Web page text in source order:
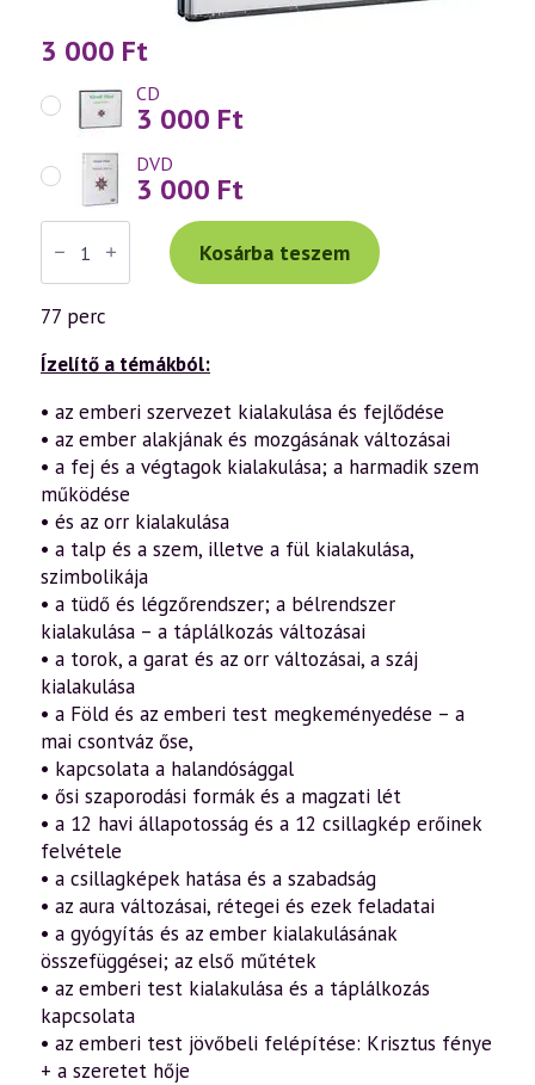
3 000 Ft
CD
3 000 Ft
DVD
3 000 Ft
Váradi
Tibor
előadás
(186)
—
Az
organizmus
(2001.02.18.)
mennyiség
Kosárba teszem
77 perc
Ízelítő a témákból:
• az emberi szervezet kialakulása és fejlődése
• az ember alakjának és mozgásának változásai
• a fej és a végtagok kialakulása; a harmadik szem
működése
• és az orr kialakulása
• a talp és a szem, illetve a fül kialakulása,
szimbolikája
• a tüdő és légzőrendszer; a bélrendszer
kialakulása – a táplálkozás változásai
• a torok, a garat és az orr változásai, a száj
kialakulása
• a Föld és az emberi test megkeményedése – a
mai csontváz őse,
• kapcsolata a halandósággal
• ősi szaporodási formák és a magzati lét
• a 12 havi állapotosság és a 12 csillagkép erőinek
felvétele
• a csillagképek hatása és a szabadság
• az aura változásai, rétegei és ezek feladatai
• a gyógyítás és az ember kialakulásának
összefüggései; az első műtétek
• az emberi test kialakulása és a táplálkozás
kapcsolata
• az emberi test jövőbeli felépítése: Krisztus fénye
+ a szeretet hője